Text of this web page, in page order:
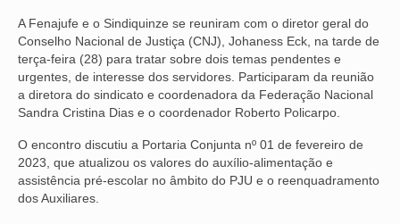
ARAÇATUBA
BAURU
PRESIDENTE PRUDENTE
RIBEIRÃO PRETO
SÃO JOSÉ DOS CAMPOS
A Fenajufe e o Sindiquinze se reuniram com o diretor geral do
Conselho Nacional de Justiça (CNJ), Johaness Eck, na tarde de
terça-feira (28) para tratar sobre dois temas pendentes e
urgentes, de interesse dos servidores. Participaram da reunião
a diretora do sindicato e coordenadora da Federação Nacional
Sandra Cristina Dias e o coordenador Roberto Policarpo.
O encontro discutiu a Portaria Conjunta nº 01 de fevereiro de
2023, que atualizou os valores do auxílio-alimentação e
assistência pré-escolar no âmbito do PJU e o reenquadramento
dos Auxiliares.